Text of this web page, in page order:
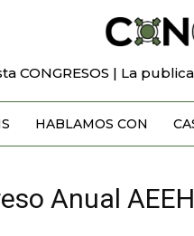
CONGRESOS | La
HABLAMOS CON
Anual AEEH